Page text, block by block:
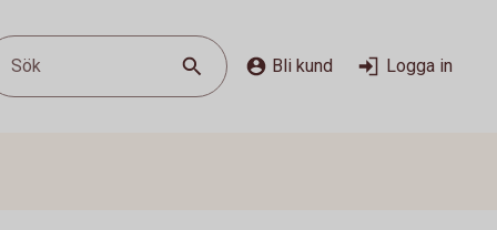
Sök Bli kund Logga in